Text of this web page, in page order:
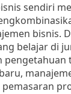
sendiri
bisnis.
belajar di